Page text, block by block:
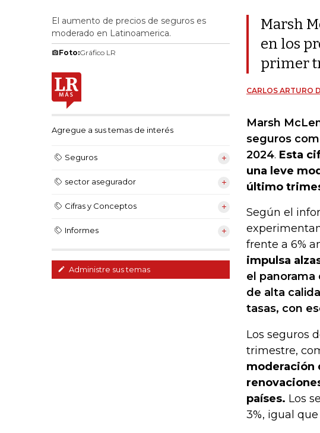
El aumento de precios de seguros es
moderado en Latinoamerica.
Foto:Gráfico LR
Agregue a sus temas de interés
Seguros
sector asegurador
Cifras y Conceptos
Informes
Administre sus temas
Marsh
en los
primer
CARLOS ARTURO
Marsh
seguros
2024. Esta
una leve
último
Según el
frente a 6%
impulsa
el panorama
de alta
tasas, con
Los seguros
trimestre,
moderación
países. Los
3%, igual